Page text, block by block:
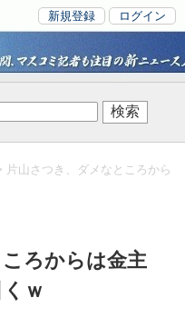
新規登録 ログイン
片山さつき、ダメなところから
ろからは金主
ｗ